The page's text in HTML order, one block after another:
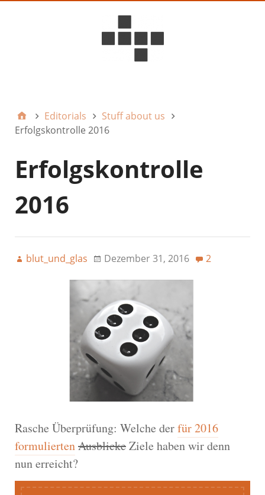
Editorials
Stuff about us
Erfolgskontrolle 2016
Erfolgskontrolle
2016
blut_und_glas Dezember 31, 2016 2
Rasche Überprüfung: Welche derfür 2016
formuliertenAusblickeZiele haben wir denn
nun erreicht?